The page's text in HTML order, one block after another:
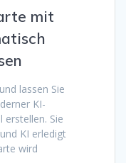
mit
lassen Sie
KI-
erstellen. Sie
KI erledigt
wird